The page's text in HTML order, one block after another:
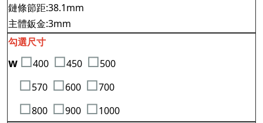
鏈條節距:38.1mm
主體鈑金:3mm
勾選尺寸
w □400 □450 □500
□570 □600 □700
□800 □900 □1000